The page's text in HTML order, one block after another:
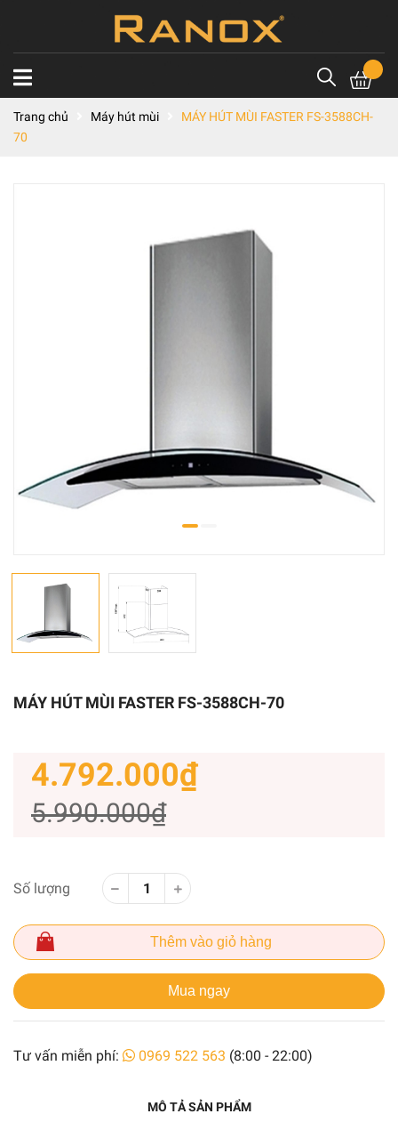
Trang chủ Máy hút mùi
MÁY HÚT MÙI FASTER FS-3588CH-
70
MÁY HÚT MÙI FASTER FS-3588CH-70
4.792.000₫
5.990.000₫
Số lượng
Thêm vào giỏ hàng
Mua ngay
Tư vấn miễn phí: 0969 522 563 (8:00 - 22:00)
MÔ TẢ SẢN PHẨM